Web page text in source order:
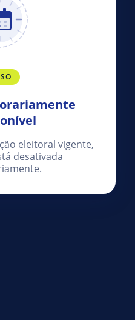
eleitoral vigente,
desativada